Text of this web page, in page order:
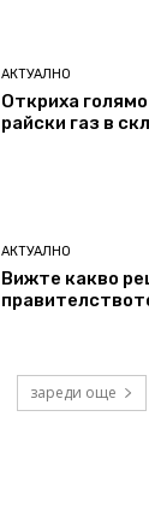
АКТУАЛНО
Откриха
райски газ в
АКТУАЛНО
Вижте какво
зареди още